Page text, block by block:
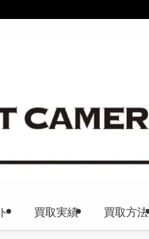
買取実績 買取方法